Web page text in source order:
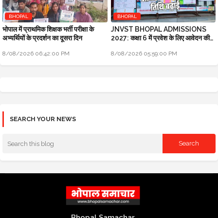
BHOPAL
भोपाल में प्राथमिक शिक्षक भर्ती परीक्षा के
अभ्यर्थियों के प्रदर्शन का दूसरा दिन
8/08/2026 06:42:00 PM
BHOPAL
JNVST BHOPAL ADMISSIONS
2027: कक्षा 6 में प्रवेश के लिए आवेदन की
8/08/2026 05:59:00 PM
SEARCH YOUR NEWS